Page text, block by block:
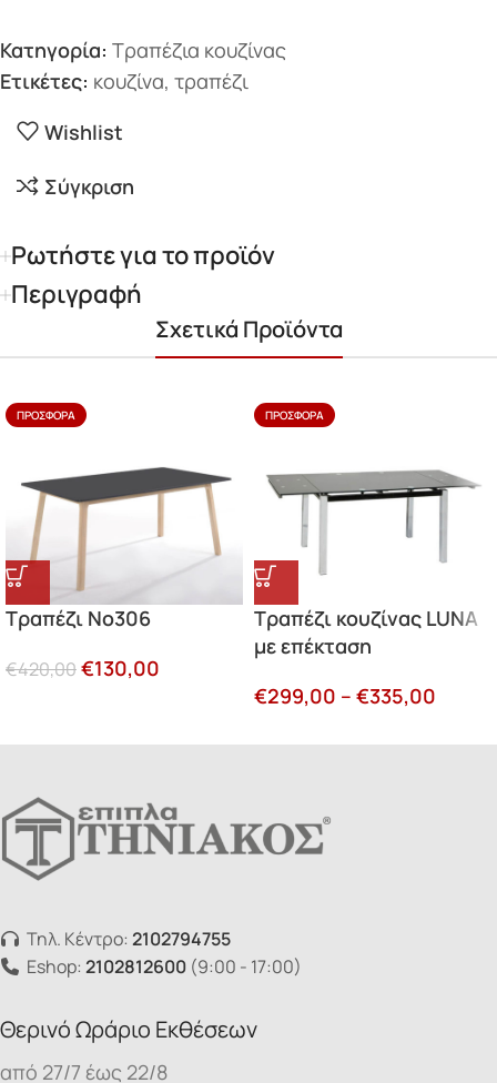
Κατηγορία: Τραπέζια κουζίνας
Ετικέτες: κουζίνα, τραπέζι
Wishlist
Σύγκριση
Ρωτήστε για το προϊόν
Περιγραφή
Σχετικά Προϊόντα
ΠΡΟΣΦΟΡΆ
Τραπέζι Νο306
€420,00€130,00
ΠΡΟΣΦΟΡΆ
Τραπέζι κουζίνας LUNA
με επέκταση
€299,00 – €335,00
Τηλ. Κέντρο: 2102794755
Eshop: 2102812600 (9:00 - 17:00)
Θερινό Ωράριο Εκθέσεων
από 27/7 έως 22/8